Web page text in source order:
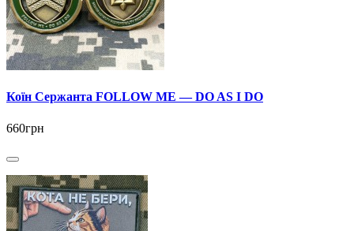
Коїн Сержанта FOLLOW ME — DO AS I DO
660грн